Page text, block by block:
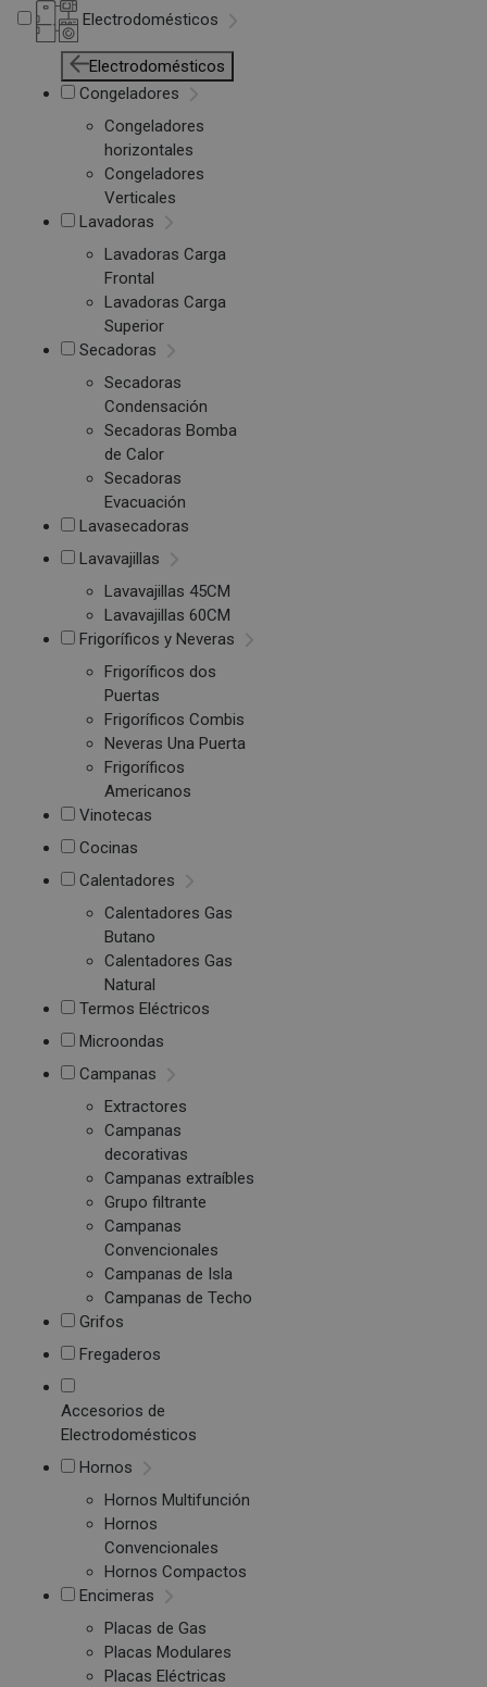
Electrodomésticos
Electrodomésticos
Congeladores
Congeladores
horizontales
Congeladores
Verticales
Lavadoras
Lavadoras Carga
Frontal
Lavadoras Carga
Superior
Secadoras
Secadoras
Condensación
Secadoras Bomba
de Calor
Secadoras
Evacuación
Lavasecadoras
Lavavajillas
Lavavajillas 45CM
Lavavajillas 60CM
Frigoríficos y Neveras
Frigoríficos dos
Puertas
Frigoríficos Combis
Neveras Una Puerta
Frigoríficos
Americanos
Vinotecas
Cocinas
Calentadores
Calentadores Gas
Butano
Calentadores Gas
Natural
Termos Eléctricos
Microondas
Campanas
Extractores
Campanas
decorativas
Campanas extraíbles
Grupo filtrante
Campanas
Convencionales
Campanas de Isla
Campanas de Techo
Grifos
Fregaderos
Accesorios de
Electrodomésticos
Hornos
Hornos Multifunción
Hornos
Convencionales
Hornos Compactos
Encimeras
Placas de Gas
Placas Modulares
Placas Eléctricas